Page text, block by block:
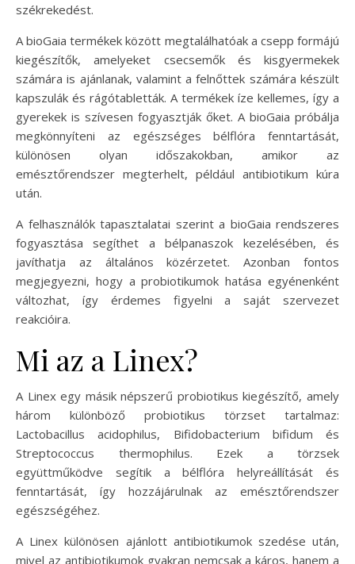
székrekedést.
A bioGaia termékek között megtalálhatóak a csepp formájú
kiegészítők, amelyeket csecsemők és kisgyermekek
számára is ajánlanak, valamint a felnőttek számára készült
kapszulák és rágótabletták. A termékek íze kellemes, így a
gyerekek is szívesen fogyasztják őket. A bioGaia próbálja
megkönnyíteni az egészséges bélflóra fenntartását,
különösen olyan időszakokban, amikor az
emésztőrendszer megterhelt, például antibiotikum kúra
után.
A felhasználók tapasztalatai szerint a bioGaia rendszeres
fogyasztása segíthet a bélpanaszok kezelésében, és
javíthatja az általános közérzetet. Azonban fontos
megjegyezni, hogy a probiotikumok hatása egyénenként
változhat, így érdemes figyelni a saját szervezet
reakcióira.
Mi az a Linex?
A Linex egy másik népszerű probiotikus kiegészítő, amely
három különböző probiotikus törzset tartalmaz:
Lactobacillus acidophilus, Bifidobacterium bifidum és
Streptococcus thermophilus. Ezek a törzsek
együttműködve segítik a bélflóra helyreállítását és
fenntartását, így hozzájárulnak az emésztőrendszer
egészségéhez.
A Linex különösen ajánlott antibiotikumok szedése után,
mivel az antibiotikumok gyakran nemcsak a káros, hanem a